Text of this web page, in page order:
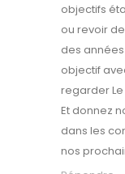
objectifs
ou revoir
des
objectif
regarder
Et donnez
dans les
nos